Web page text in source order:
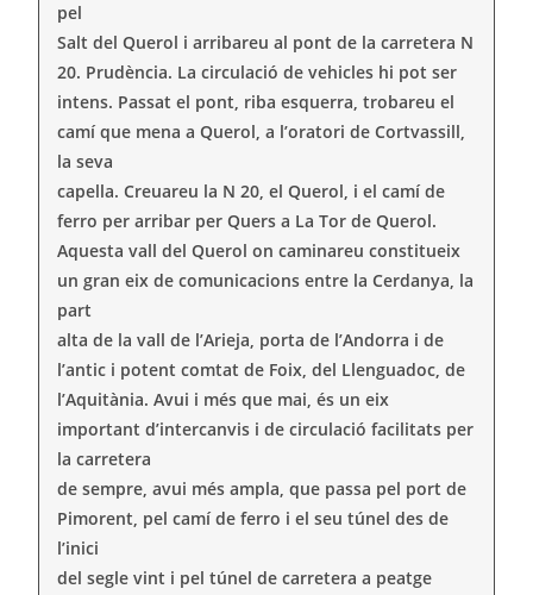
pel
Salt del Querol i arribareu al pont de la carretera N
20. Prudència. La circulació de vehicles hi pot ser
intens. Passat el pont, riba esquerra, trobareu el
camí que mena a Querol, a l’oratori de Cortvassill,
la seva
capella. Creuareu la N 20, el Querol, i el camí de
ferro per arribar per Quers a La Tor de Querol.
Aquesta vall del Querol on caminareu constitueix
un gran eix de comunicacions entre la Cerdanya, la
part
alta de la vall de l’Arieja, porta de l’Andorra i de
l’antic i potent comtat de Foix, del Llenguadoc, de
l’Aquitània. Avui i més que mai, és un eix
important d’intercanvis i de circulació facilitats per
la carretera
de sempre, avui més ampla, que passa pel port de
Pimorent, pel camí de ferro i el seu túnel des de
l’inici
del segle vint i pel túnel de carretera a peatge